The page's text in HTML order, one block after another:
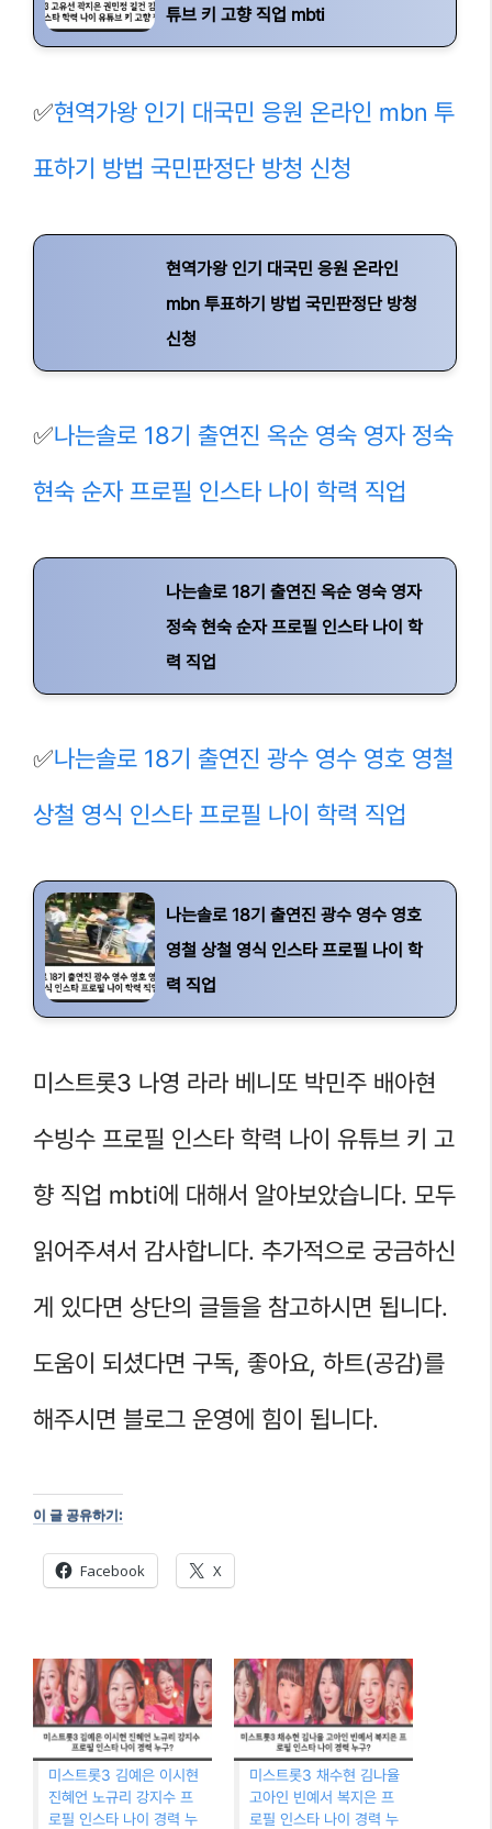
튜브 키 고향 직업 mbti
✅현역가왕 인기 대국민 응원 온라인 mbn 투
표하기 방법 국민판정단 방청 신청
현역가왕 인기 대국민 응원 온라인
mbn 투표하기 방법 국민판정단 방청
신청
✅나는솔로 18기 출연진 옥순 영숙 영자 정숙
현숙 순자 프로필 인스타 나이 학력 직업
나는솔로 18기 출연진 옥순 영숙 영자
정숙 현숙 순자 프로필 인스타 나이 학
력 직업
✅나는솔로 18기 출연진 광수 영수 영호 영철
상철 영식 인스타 프로필 나이 학력 직업
나는솔로 18기 출연진 광수 영수 영호
영철 상철 영식 인스타 프로필 나이 학
력 직업
미스트롯3 나영 라라 베니또 박민주 배아현
수빙수 프로필 인스타 학력 나이 유튜브 키 고
향 직업 mbti에 대해서 알아보았습니다. 모두
읽어주셔서 감사합니다. 추가적으로 궁금하신
게 있다면 상단의 글들을 참고하시면 됩니다.
도움이 되셨다면 구독, 좋아요, 하트(공감)를
해주시면 블로그 운영에 힘이 됩니다.
이 글 공유하기:
Facebook X
미스트롯3 김예은 이시현
진혜언 노규리 강지수 프
로필 인스타 나이 경력 누
미스트롯3 채수현 김나율
고아인 빈예서 복지은 프
로필 인스타 나이 경력 누